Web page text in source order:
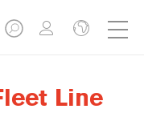
Line